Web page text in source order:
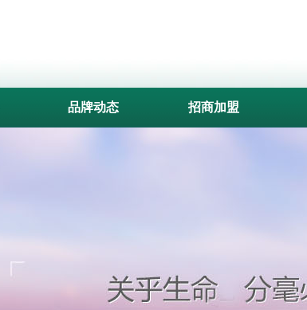
品牌动态 招商加盟